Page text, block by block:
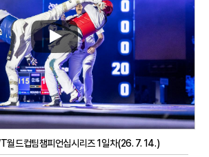
드컵팀챔피언십시리즈 1일차(26. 7. 14.)